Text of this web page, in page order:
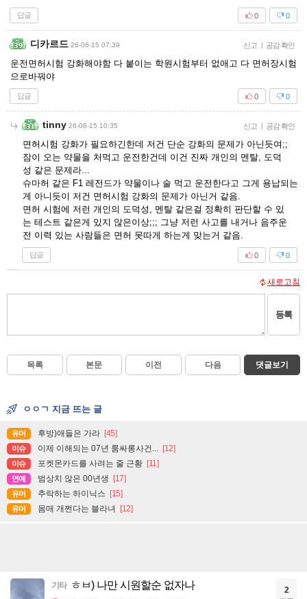
답글 0
0
디카르드 26-06-15 07:39 신고 | 공감 확인
운전면허시험 강화해야함 다 붙이는 학원시험부터 없애고 다 면허장시험
으로바꿔야
답글 0
0
tinny 26-06-15 10:35 신고 | 공감 확인
면허시험 강화가 필요하긴한데 저건 단순 강화의 문제가 아닌듯여;;
잠이 오는 약물을 처먹고 운전한건데 이건 진짜 개인의 멘탈, 도덕
성 같은 문제라...
슈마허 같은 F1 레전드가 약물이나 술 먹고 운전한다고 그게 용납되는
게 아니듯이 저건 면허시험 강화의 문제가 아닌거 같음.
면허 시험에 저런 개인의 도덕성, 멘탈 같은걸 정확히 판단할 수 있
는 테스트 같은게 있지 않은이상;;; 그냥 저런 사고를 내거나 음주운
전 이력 있는 사람들은 면허 못따게 하는게 맞는거 같음.
답글 0
0
새로고침
등록
목록 본문 이전 다음 댓글보기
ㅇㅇㄱ 지금 뜨는 글
유머 후방)애들은 가라 [45]
이슈 이제 이해되는 07년 룸싸롱사건... [12]
이슈 포켓몬카드를 사려는 줄 근황 [11]
연예 범상치 않은 00년생 [17]
유머 추락하는 하이닉스 [15]
유머 몸매 개쩐다는 블라녀 [12]
기타 ㅎㅂ) 나만 시원할순 없자나 2